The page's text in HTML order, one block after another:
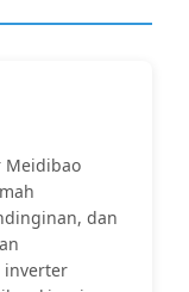
Meidibao
dan
inverter